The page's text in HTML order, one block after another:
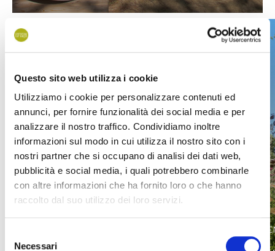
Questo sito web utilizza i cookie
Utilizziamo i cookie per personalizzare contenuti ed
annunci, per fornire funzionalità dei social media e per
analizzare il nostro traffico. Condividiamo inoltre
informazioni sul modo in cui utilizza il nostro sito con i
nostri partner che si occupano di analisi dei dati web,
pubblicità e social media, i quali potrebbero combinarle
con altre informazioni che ha fornito loro o che hanno
raccolto dal suo utilizzo dei loro servizi.
delNecessari